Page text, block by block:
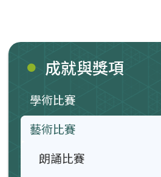
成就與獎項
學術比賽
藝術比賽
朗誦比賽